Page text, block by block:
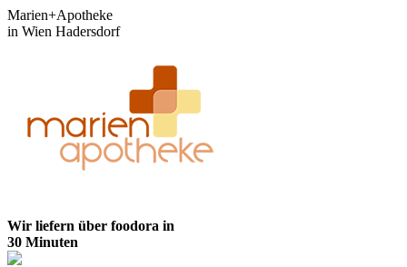
Zum
Inhalt
Marien+Apotheke
in Wien Hadersdorf
Wir liefern über foodora in
30 Minuten